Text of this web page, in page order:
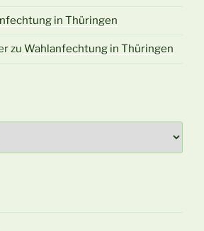
in Thüringen
zu Wahlanfechtung in Thüringen